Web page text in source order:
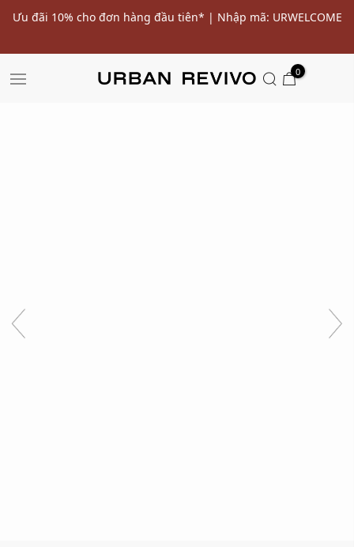
Ưu đãi 10% cho đơn hàng đầu tiên* | Nhập mã: URWELCOME
0
SALE